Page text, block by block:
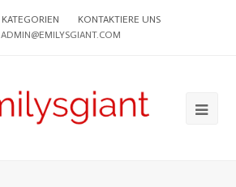
KATEGORIEN
KONTAKTIERE UNS
ADMIN@EMILYSGIANT.COM